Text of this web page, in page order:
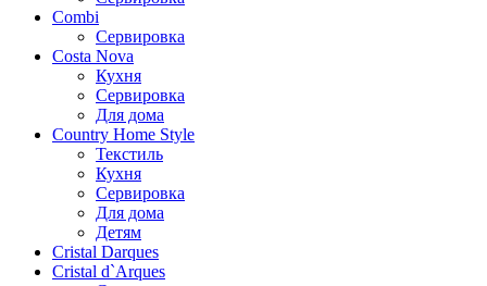
Combi
Сервировка
Costa Nova
Кухня
Сервировка
Для дома
Country Home Style
Текстиль
Кухня
Сервировка
Для дома
Детям
Cristal Darques
Cristal d`Arques